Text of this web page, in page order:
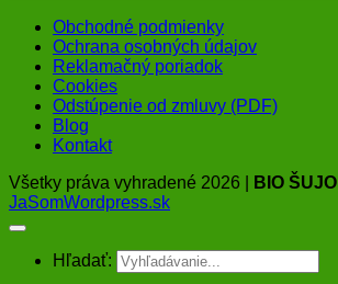
Obchodné podmienky
Ochrana osobných údajov
Reklamačný poriadok
Cookies
Odstúpenie od zmluvy (PDF)
Blog
Kontakt
Všetky práva vyhradené 2026 |
BIO ŠUJO
JaSomWordpress.sk
Hľadať: